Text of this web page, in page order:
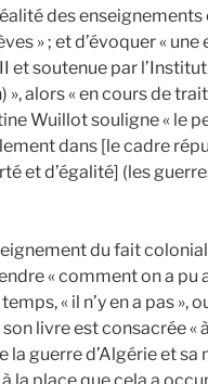
des enseignements
» ; et d’évoquer «
et soutenue par
», alors « en cours de
Wuillot souligne « le
dans [le cadre
et d’égalité] (les
du fait
« comment on a pu
« il n’y en a pas »,
son livre est consacrée «
la guerre d’Algérie et sa